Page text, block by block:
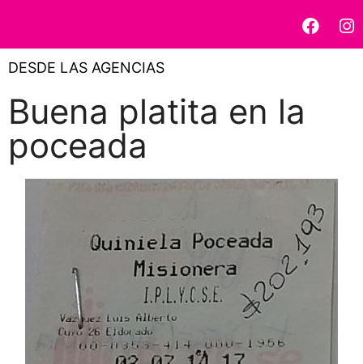
DESDE LAS AGENCIAS
Buena platita en la
poceada